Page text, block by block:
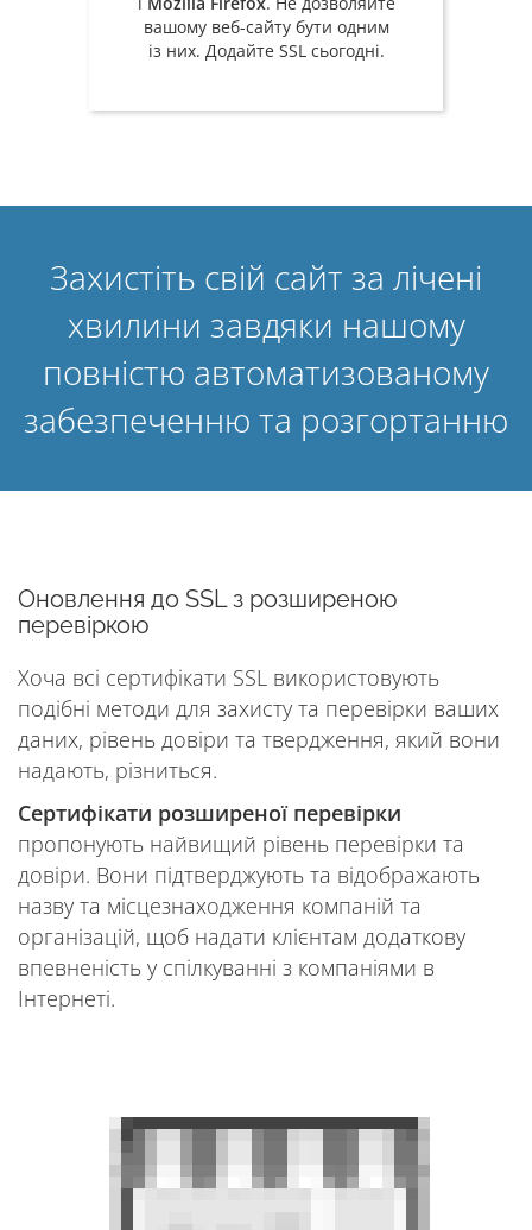
вашому веб-сайту бути одним
із них. Додайте SSL сьогодні.
Захистіть свій сайт за лічені
хвилини завдяки нашому
повністю автоматизованому
забезпеченню та розгортанню
Оновлення до SSL з розширеною
перевіркою
Хоча всі сертифікати SSL використовують
подібні методи для захисту та перевірки ваших
даних, рівень довіри та твердження, який вони
надають, різниться.
Сертифікати розширеної перевірки
пропонують найвищий рівень перевірки та
довіри. Вони підтверджують та відображають
назву та місцезнаходження компаній та
організацій, щоб надати клієнтам додаткову
впевненість у спілкуванні з компаніями в
Інтернеті.